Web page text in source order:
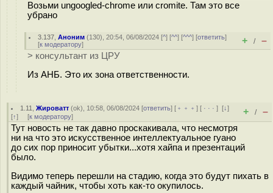
Возьми ungoogled-chrome или cromite. Там это все
убрано
3.137 ,Аноним (130), 20:54, 06/08/2024 [^] [^^] [^^^] [ответить]
[к модератору] + / –
> консультант из ЦРУ
Из АНБ. Это их зона ответственности.
1.11 ,Жироватт (ok), 10:58, 06/08/2024 [ответить] [ ﹢﹢﹢] [ · · ·][↓]
[↑] [к модератору] + / –
Тут новость не так давно проскакивала, что несмотря
ни на что это искусственное интеллектуальное гуано
до сих пор приносит убытки...хотя хайпа и презентаций
было.
Видимо теперь перешли на стадию, когда это будут пихать в
каждый чайник, чтобы хоть как-то окупилось.